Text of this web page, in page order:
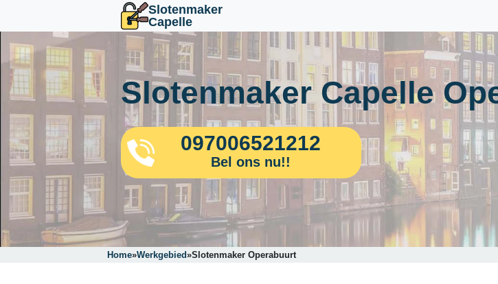
Slotenmaker
Capelle
Slotenmaker Capelle
097006521212
Bel ons nu!!
Home»Werkgebied»Slotenmaker Operabuurt